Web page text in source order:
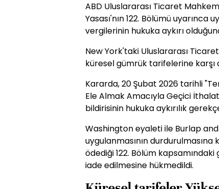
ABD Uluslararası Ticaret
Yasası'nın 122. Bölümü
vergilerinin hukuka aykırı
New York'taki Uluslararası
küresel gümrük tarifelerine karşı
Kararda, 20 Şubat 2026 tarihli
Ele Almak Amacıyla Geçici
bildirisinin hukuka aykırılık
Washington eyaleti ile Burlap
uygulanmasının
ödediği 122. Bölüm
iade edilmesine hükmedildi.